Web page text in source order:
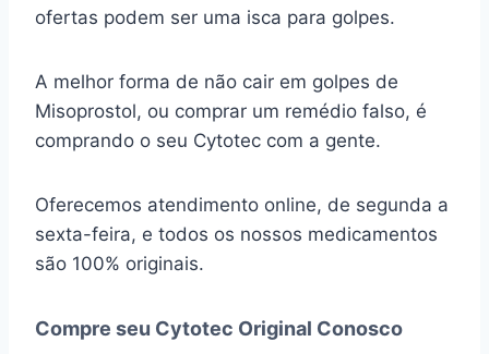
ofertas podem ser uma isca para golpes.
A melhor forma de não cair em golpes de
Misoprostol, ou comprar um remédio falso, é
comprando o seu Cytotec com a gente.
Oferecemos atendimento online, de segunda a
sexta-feira, e todos os nossos medicamentos
são 100% originais.
Compre seu Cytotec Original Conosco